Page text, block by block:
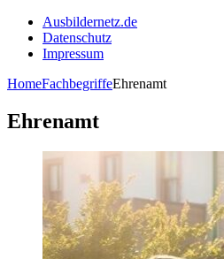
Ausbildernetz.de
Datenschutz
Impressum
HomeFachbegriffeEhrenamt
Ehrenamt